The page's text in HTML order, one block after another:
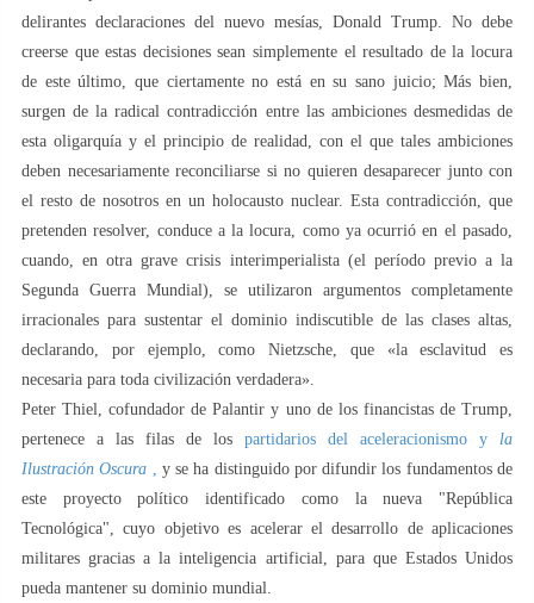
delirantes declaraciones del nuevo mesías, Donald Trump. No debe
creerse que estas decisiones sean simplemente el resultado de la locura
de este último, que ciertamente no está en su sano juicio; Más bien,
surgen de la radical contradicción entre las ambiciones desmedidas de
esta oligarquía y el principio de realidad, con el que tales ambiciones
deben necesariamente reconciliarse si no quieren desaparecer junto con
el resto de nosotros en un holocausto nuclear. Esta contradicción, que
pretenden resolver, conduce a la locura, como ya ocurrió en el pasado,
cuando, en otra grave crisis interimperialista (el período previo a la
Segunda Guerra Mundial), se utilizaron argumentos completamente
irracionales para sustentar el dominio indiscutible de las clases altas,
declarando, por ejemplo, como Nietzsche, que «la esclavitud es
necesaria para toda civilización verdadera».
Peter Thiel, cofundador de Palantir y uno de los financistas de Trump,
pertenece a las filas de los partidarios del aceleracionismo y la
Ilustración Oscura
y se ha distinguido por difundir los fundamentos de
este proyecto político identificado como la nueva "República
Tecnológica", cuyo objetivo es acelerar el desarrollo de aplicaciones
militares gracias a la inteligencia artificial, para que Estados Unidos
pueda mantener su dominio mundial.